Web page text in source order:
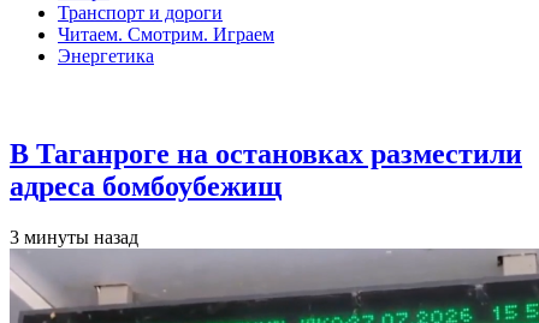
Транспорт и дороги
Читаем. Смотрим. Играем
Энергетика
В Таганроге на остановках разместили
адреса бомбоубежищ
3 минуты назад